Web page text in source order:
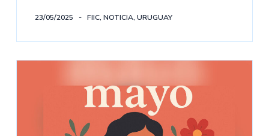
23/05/2025 FIIC, NOTICIA URUGUAY